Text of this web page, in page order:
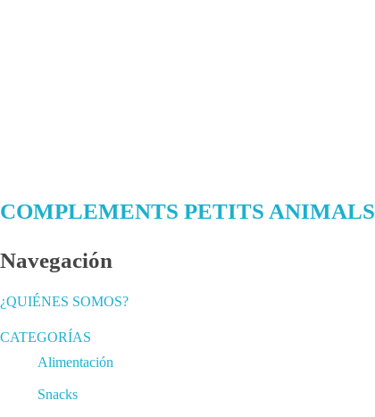
COMPLEMENTS PETITS ANIMALS
Navegación
¿QUIÉNES SOMOS?
CATEGORÍAS
Alimentación
Snacks